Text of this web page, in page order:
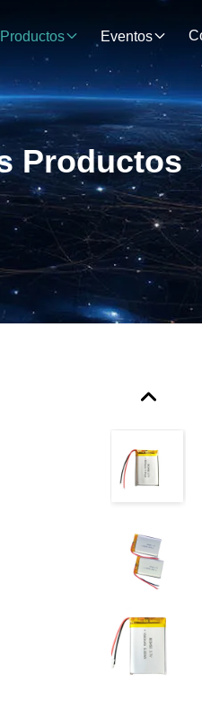
Productos Eventos
Productos